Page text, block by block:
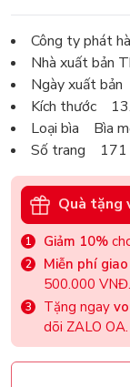
Công ty phát
Nhà xuất bản
Ngày xuất
Kích thước
Loại bìa Bìa
Số trang 171
Quà tặng
Giảm 10%
Miễn phí
500.000 VNĐ.
Tặng ngay
dõi ZALO OA.